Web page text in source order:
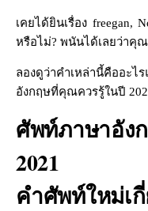
เคยได้ยินเรื่อง freegan,
หรือไม่? พนันได้เลยว่าคุ
ลองดูว่าคำเหล่านี้คืออะ
อังกฤษที่คุณควรรู้ในปี
ศัพท์ภาษาอัง
2021
คำศัพท์ใหม่เ